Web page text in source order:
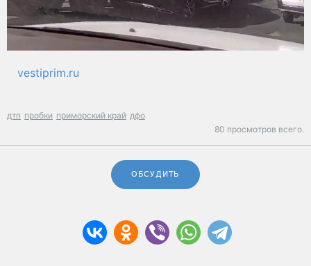
vestiprim.ru
дтп пробки приморский край дфо
80 просмотров всего.
ОБСУДИТЬ